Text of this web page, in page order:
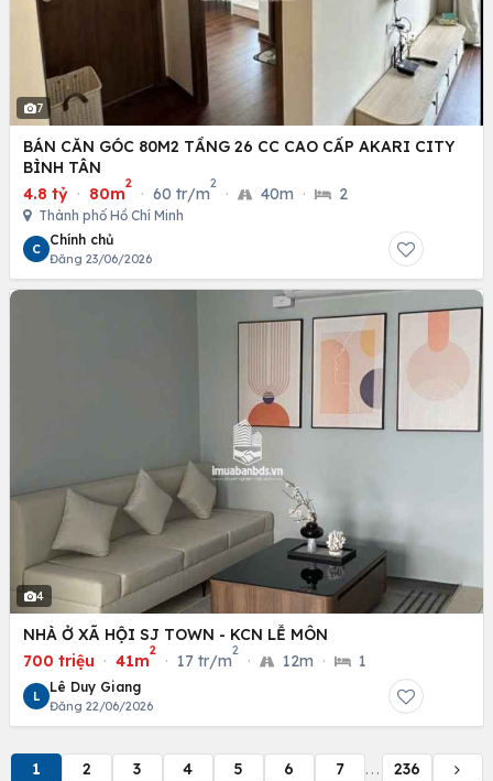
7
BÁN CĂN GÓC 80M2 TẦNG 26 CC CAO CẤP AKARI CITY
BÌNH TÂN
4.8 tỷ · 80m
2
· 60 tr/m
2
· 40m · 2
Thành phố Hồ Chí Minh
C
Chính chủ
Đăng 23/06/2026
4
NHÀ Ở XÃ HỘI SJ TOWN - KCN LỄ MÔN
700 triệu · 41m
2
· 17 tr/m
2
· 12m · 1
L
Lê Duy Giang
Đăng 22/06/2026
1 2 3 4 5 6 7 ... 236